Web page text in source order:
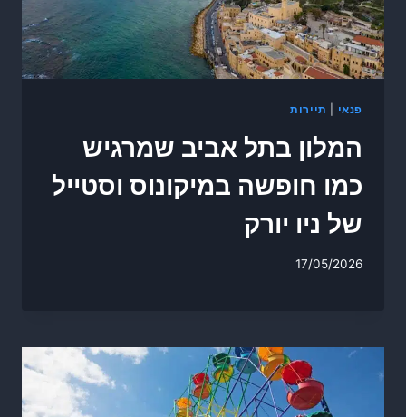
פנאי תיירות
המלון בתל אביב שמרגיש
כמו חופשה במיקונוס וסטייל
של ניו יורק
17/05/2026